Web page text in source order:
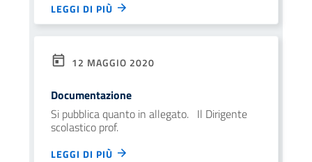
LEGGI DI PIÙ
12 MAGGIO 2020
Documentazione
Si pubblica quanto in allegato. Il Dirigente
scolastico prof.
LEGGI DI PIÙ